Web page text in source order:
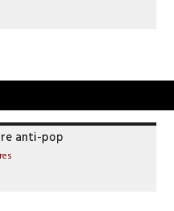
anti-pop